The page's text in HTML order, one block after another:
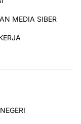
MEDIA SIBER